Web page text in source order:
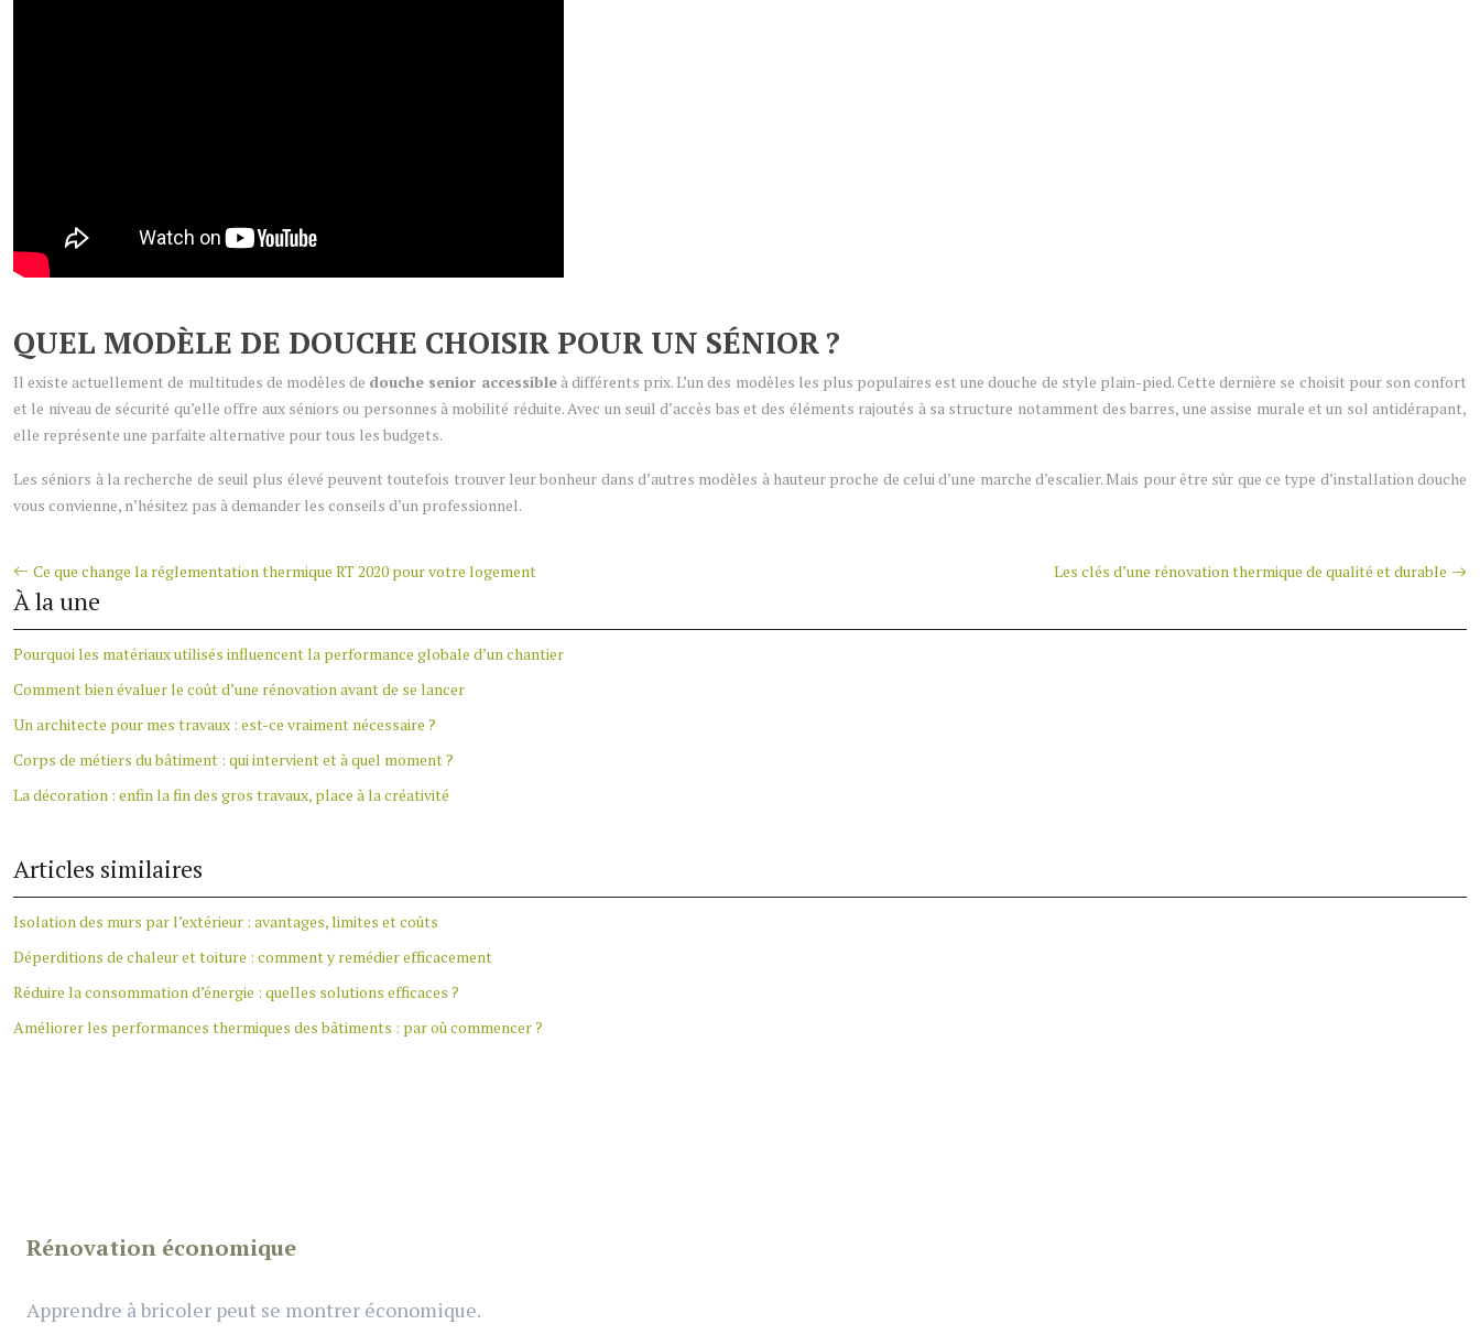
QUEL MODÈLE DE DOUCHE CHOISIR POUR UN SÉNIOR ?
Il existe actuellement de multitudes de modèles de douche senior accessibleà différents prix. L’un des modèles les plus populaires est une douche de style plain-pied. Cette dernière se choisit pour son confort
et le niveau de sécurité qu’elle offre aux séniors ou personnes à mobilité réduite. Avec un seuil d’accès bas et des éléments rajoutés à sa structure notamment des barres, une assise murale et un sol antidérapant,
elle représente une parfaite alternative pour tous les budgets.
Les séniors à la recherche de seuil plus élevé peuvent toutefois trouver leur bonheur dans d’autres modèles à hauteur proche de celui d’une marche d’escalier. Mais pour être sûr que ce type d’installation douche
vous convienne, n’hésitez pas à demander les conseils d’un professionnel.
Ce que change la réglementation thermique RT 2020 pour votre logement Les clés d’une rénovation thermique de qualité et durable
À la une
Pourquoi les matériaux utilisés influencent la performance globale d’un chantier
Comment bien évaluer le coût d’une rénovation avant de se lancer
Un architecte pour mes travaux : est-ce vraiment nécessaire ?
Corps de métiers du bâtiment : qui intervient et à quel moment ?
La décoration : enfin la fin des gros travaux, place à la créativité
Articles similaires
Isolation des murs par l’extérieur : avantages, limites et coûts
Déperditions de chaleur et toiture : comment y remédier efficacement
Réduire la consommation d’énergie : quelles solutions efficaces ?
Améliorer les performances thermiques des bâtiments : par où commencer ?
Rénovation économique
Apprendre à bricoler peut se montrer économique.